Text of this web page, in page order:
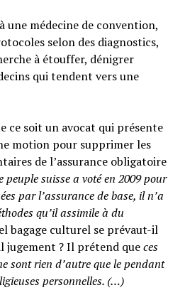
une médecine de convention,
selon des diagnostics,
à étouffer, dénigrer
qui tendent vers une
ce soit un avocat qui présente
motion pour supprimer les
de l’assurance obligatoire
peuple suisse a voté en 2009 pour
par l’assurance de base, il n’a
qu’il assimile à du
bagage culturel se prévaut-il
jugement ? Il prétend queces
sont rien d’autre que le pendant
personnelles. (…)